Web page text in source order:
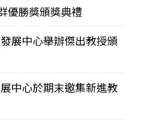
優勝獎頒獎典禮
展中心舉辦傑出教授頒
中心於期末邀集新進教